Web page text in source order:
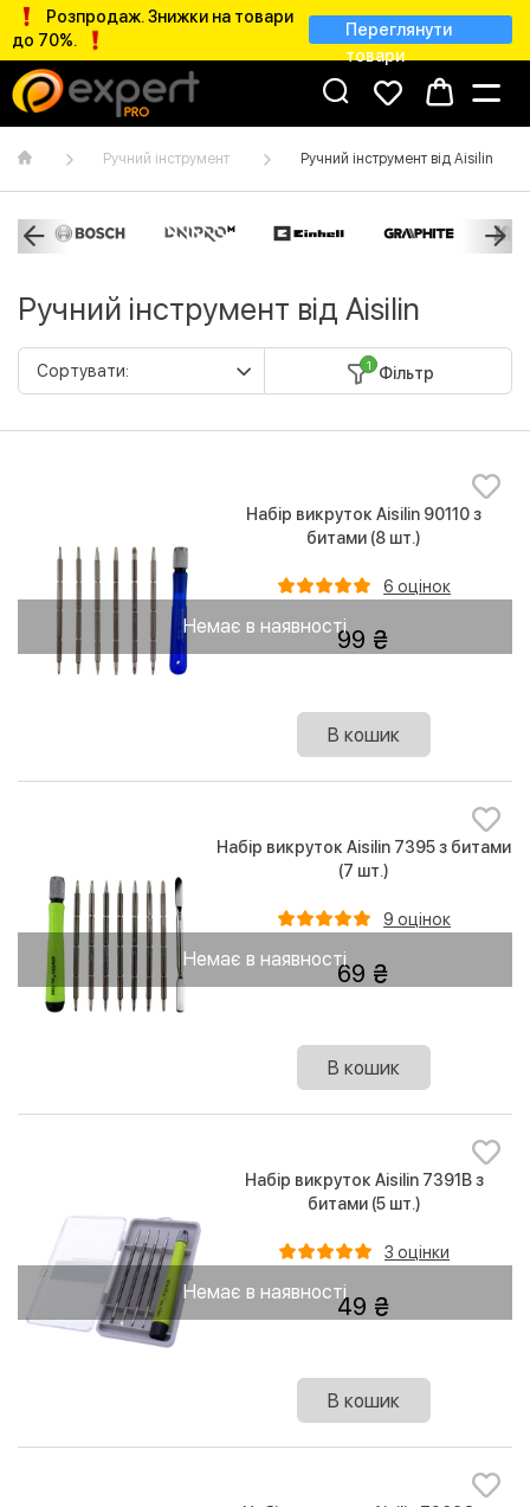
Розпродаж. Знижки на товари
до 70%.
Переглянути
товари
Ручний інструмент Ручний інструмент від Aisilin
Ручний інструмент від Aisilin
1 Фільтр
Немає в наявності
Набір викруток Aisilin 90110 з
битами (8 шт.)
6 оцінок
99
В кошик
Немає в наявності
Набір викруток Aisilin 7395 з битами
(7 шт.)
9 оцінок
69
В кошик
Немає в наявності
Набір викруток Aisilin 7391B з
битами (5 шт.)
3 оцінки
49
В кошик